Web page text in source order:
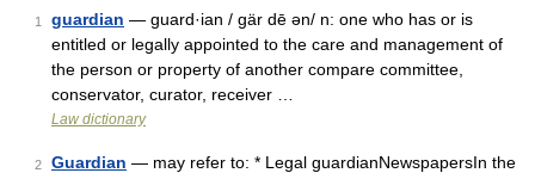
1 guardian — guard·ian / gär dē ən/ n: one who has or is
entitled or legally appointed to the care and management of
the person or property of another compare committee,
conservator, curator, receiver …
Law dictionary
2 Guardian — may refer to: * Legal guardianNewspapersIn the